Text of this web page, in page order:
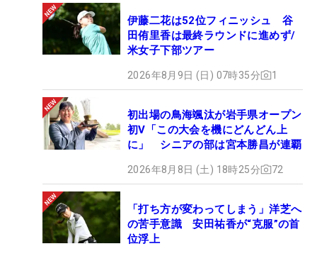
伊藤二花は52位フィニッシュ 谷
田侑里香は最終ラウンドに進めず/
米女子下部ツアー
2026年8月9日 (日) 07時35分 1
初出場の鳥海颯汰が岩手県オープン
初V「この大会を機にどんどん上
に」 シニアの部は宮本勝昌が連覇
2026年8月8日 (土) 18時25分 72
「打ち方が変わってしまう」洋芝へ
の苦手意識 安田祐香が“克服”の首
位浮上